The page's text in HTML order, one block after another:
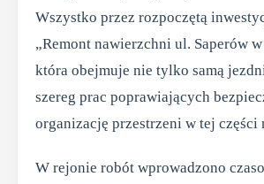
Wszystko przez rozpoczętą
„Remont nawierzchni ul. Saperów
która obejmuje nie tylko samą
szereg prac poprawiających
organizację przestrzeni w tej części
W rejonie robót wprowadzono